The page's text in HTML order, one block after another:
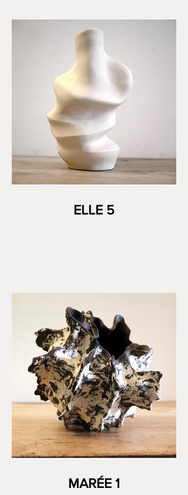
ELLE 5
MARÉE 1